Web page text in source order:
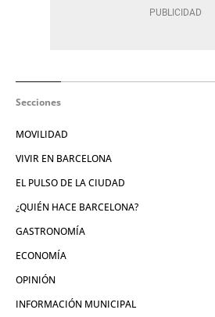
Secciones
MOVILIDAD
VIVIR EN BARCELONA
EL PULSO DE LA CIUDAD
¿QUIÉN HACE BARCELONA?
GASTRONOMÍA
ECONOMÍA
OPINIÓN
INFORMACIÓN MUNICIPAL